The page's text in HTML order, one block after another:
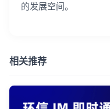
的发展空间。
相关推荐